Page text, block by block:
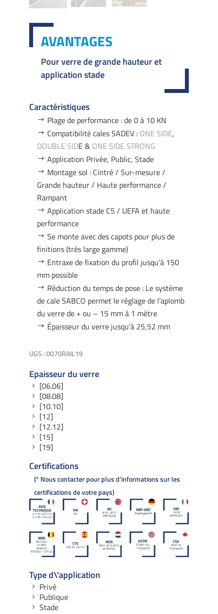
AVANTAGES
Pour verre de grande hauteur et
application stade
Caractéristiques
Plage de performance : de 0 à 10 KN
Compatibilité cales SADEV : ONE SIDE,
DOUBLE SIDE & ONE SIDE STRONG
Application Privée, Public, Stade
Montage sol : Cintré / Sur-mesure /
Grande hauteur / Haute performance /
Rampant
Application stade C5 / UEFA et haute
performance
Se monte avec des capots pour plus de
finitions (très large gamme)
Entraxe de fixation du profil jusqu’à 150
mm possible
Réduction du temps de pose : Le système
de cale SABCO permet le réglage de l’aplomb
du verre de + ou – 15 mm à 1 mètre
Épaisseur du verre jusqu’à 25,52 mm
UGS :0070RAIL19
Epaisseur du verre
[06.06]
[08.08]
[10.10]
[12]
[12.12]
[15]
[19]
Certifications
* Nous contacter pour plus d’informations sur les
certifications de votre pays
Type d\'application
Privé
Publique
Stade